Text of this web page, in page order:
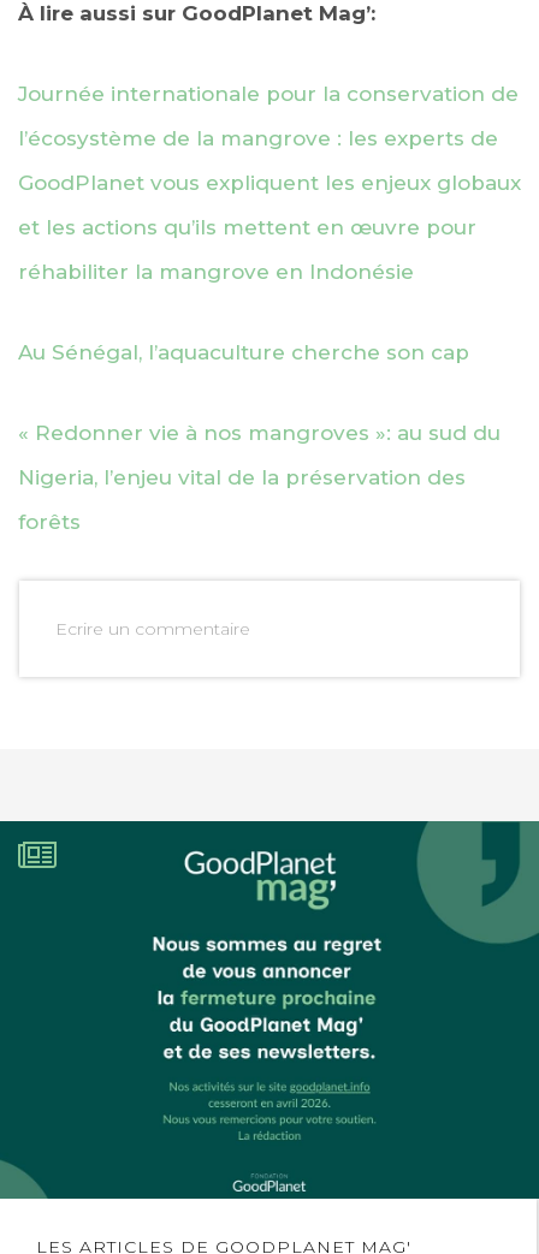
À lire aussi sur GoodPlanet Mag’:
Journée internationale pour la conservation de
l’écosystème de la mangrove : les experts de
GoodPlanet vous expliquent les enjeux globaux
et les actions qu’ils mettent en œuvre pour
réhabiliter la mangrove en Indonésie
Au Sénégal, l’aquaculture cherche son cap
« Redonner vie à nos mangroves »: au sud du
Nigeria, l’enjeu vital de la préservation des
forêts
Ecrire un commentaire
LES ARTICLES DE GOODPLANET MAG'
Lire